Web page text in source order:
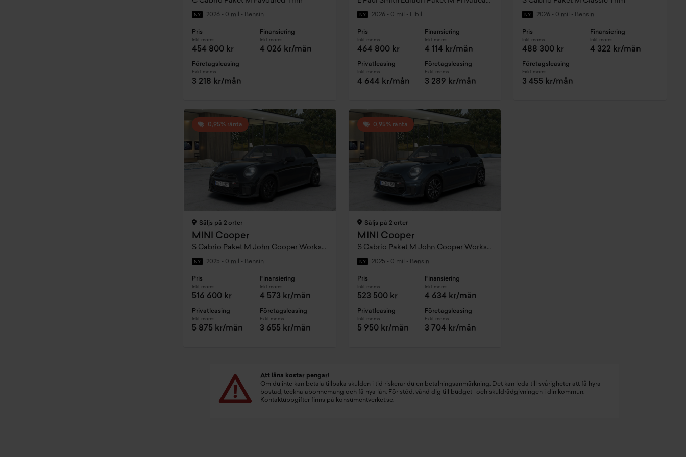
NY 2026 • 0 mil • Bensin
Pris
Inkl. moms
454 800 kr
Finansiering
Inkl. moms
4 026 kr/mån
Företagsleasing
Exkl. moms
3 218 kr/mån
NY 2026 • 0 mil • Elbil
Pris
Inkl. moms
464 800 kr
Finansiering
Inkl. moms
4 114 kr/mån
Privatleasing
Inkl. moms
4 644 kr/mån
Företagsleasing
Exkl. moms
3 289 kr/mån
NY 2026 • 0 mil • Bensin
Pris
Inkl. moms
488 300 kr
Finansiering
Inkl. moms
4 322 kr/mån
Företagsleasing
Exkl. moms
3 455 kr/mån
0,95% ränta
Säljs på 2 orter
MINI Cooper
S Cabrio Paket M John Cooper Works Trim
NY 2025 • 0 mil • Bensin
Pris
Inkl. moms
516 600 kr
Finansiering
Inkl. moms
4 573 kr/mån
Privatleasing
Inkl. moms
5 875 kr/mån
Företagsleasing
Exkl. moms
3 655 kr/mån
0,95% ränta
Säljs på 2 orter
MINI Cooper
S Cabrio Paket M John Cooper Works Trim
NY 2025 • 0 mil • Bensin
Pris
Inkl. moms
523 500 kr
Finansiering
Inkl. moms
4 634 kr/mån
Privatleasing
Inkl. moms
5 950 kr/mån
Företagsleasing
Exkl. moms
3 704 kr/mån
Att låna kostar pengar!
Om du inte kan betala tillbaka skulden i tid riskerar du en betalningsanmärkning. Det kan leda till svårigheter att få hyra
bostad, teckna abonnemang och få nya lån. För stöd, vänd dig till budget- och skuldrådgivningen i din kommun.
Kontaktuppgifter finns på konsumentverket.se.